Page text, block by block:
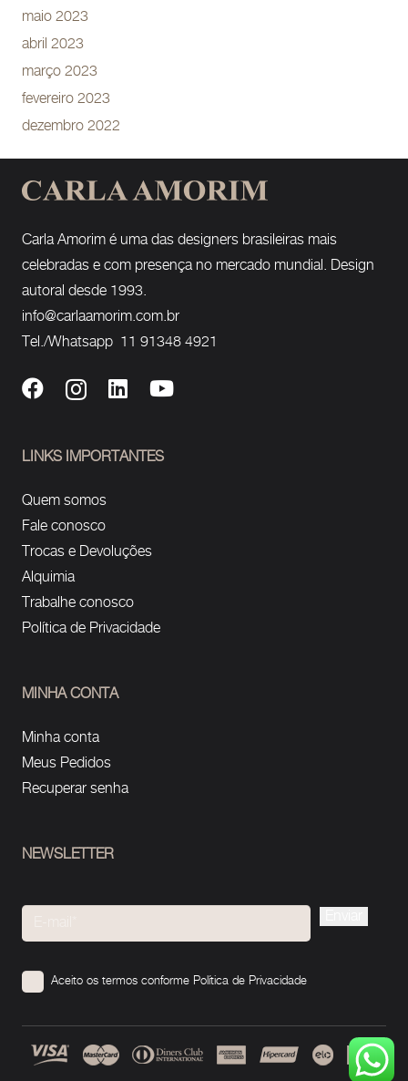
maio 2023
abril 2023
março 2023
fevereiro 2023
dezembro 2022
Carla Amorim é uma das designers brasileiras mais
celebradas e com presença no mercado mundial. Design
autoral desde 1993.
info@carlaamorim.com.br
Tel./Whatsapp 11 91348 4921
LINKS IMPORTANTES
Quem somos
Fale conosco
Trocas e Devoluções
Alquimia
Trabalhe conosco
Política de Privacidade
MINHA CONTA
Minha conta
Meus Pedidos
Recuperar senha
NEWSLETTER
Aceito os termos conforme Política de Privacidade